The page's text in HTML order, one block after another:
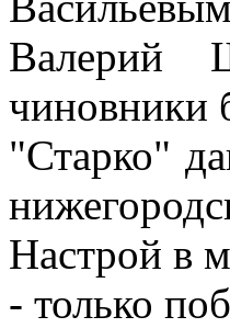
Валерий
чиновники
"Старко"
Настрой в
- только